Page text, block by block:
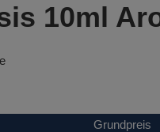
10ml
Grundpreis